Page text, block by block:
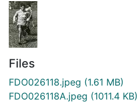
Files
FDO026118.jpeg (1.61 MB)
FDO026118A.jpeg (1011.4 KB)